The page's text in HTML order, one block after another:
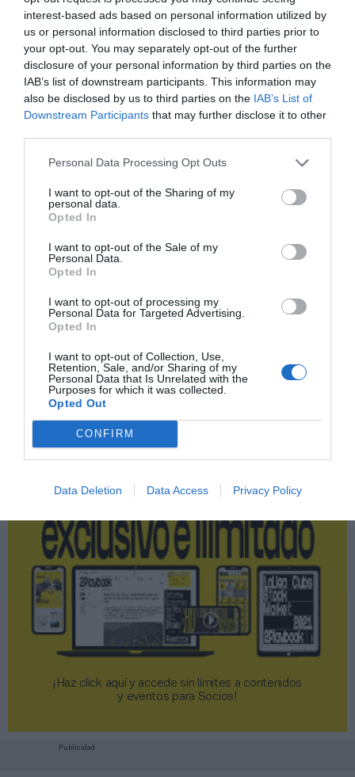
interest-based ads based on personal information utilized by
us or personal information disclosed to third parties prior to
your opt-out. You may separately opt-out of the further
disclosure of your personal information by third parties on the
IAB’s list of downstream participants. This information may
also be disclosed by us to third parties on the IAB’s List of
Downstream Participants that may further disclose it to other
Personal Data Processing Opt Outs
I want to opt-out of the Sharing of my
personal data.
Opted In
I want to opt-out of the Sale of my
Personal Data.
Opted In
I want to opt-out of processing my
Personal Data for Targeted Advertising.
Opted In
I want to opt-out of Collection, Use,
Retention, Sale, and/or Sharing of my
Personal Data that Is Unrelated with the
Purposes for which it was collected.
Opted Out
CONFIRM
Data Deletion Data Access Privacy Policy
Índex2P
Adidas
Nike
infracción de derechos de autor.
Añadir 2Playbookcomo fuente preferida de Google
de forma gratuita
Mantente informado con las últimas noticias de actualidad.
ACTIVAR AHORA
Publicidad
2Playbook Club2P
¡Haz click aquí y accede sin límites a contenidos
y eventos para Socios!​​​​​​​
Publicidad